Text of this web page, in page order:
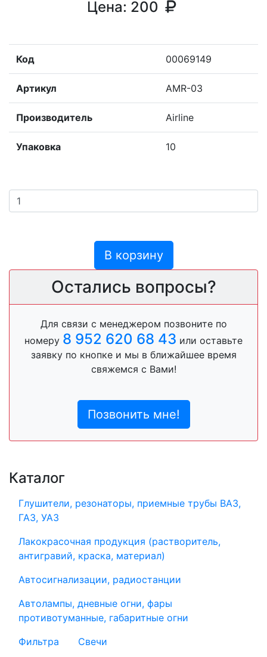
Цена: 200
Код 00069149
Артикул AMR-03
Производитель Airline
Упаковка 10
В корзину
Остались вопросы?
Для связи с менеджером позвоните по
номеру 8 952 620 68 43 или оставьте
заявку по кнопке и мы в ближайшее время
свяжемся с Вами!
Позвонить мне!
Каталог
Глушители, резонаторы, приемные трубы ВАЗ,
ГАЗ, УАЗ
Лакокрасочная продукция (растворитель,
антигравий, краска, материал)
Автосигнализации, радиостанции
Автолампы, дневные огни, фары
противотуманные, габаритные огни
Фильтра
Свечи